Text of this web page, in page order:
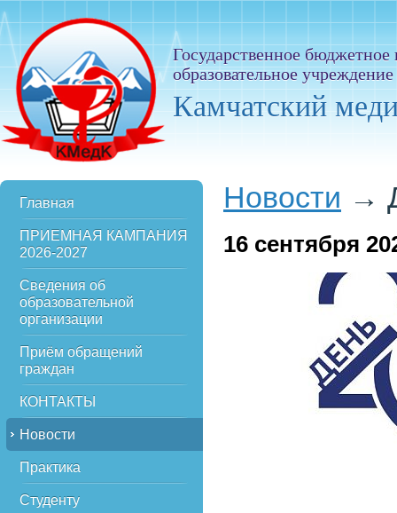
Государственное
образовательное
Камчатский
Главная
ПРИЕМНАЯ КАМПАНИЯ
2026-2027
Сведения об
образовательной
организации
Приём обращений
граждан
КОНТАКТЫ
Новости
Практика
Студенту
Новости →
16 сентября